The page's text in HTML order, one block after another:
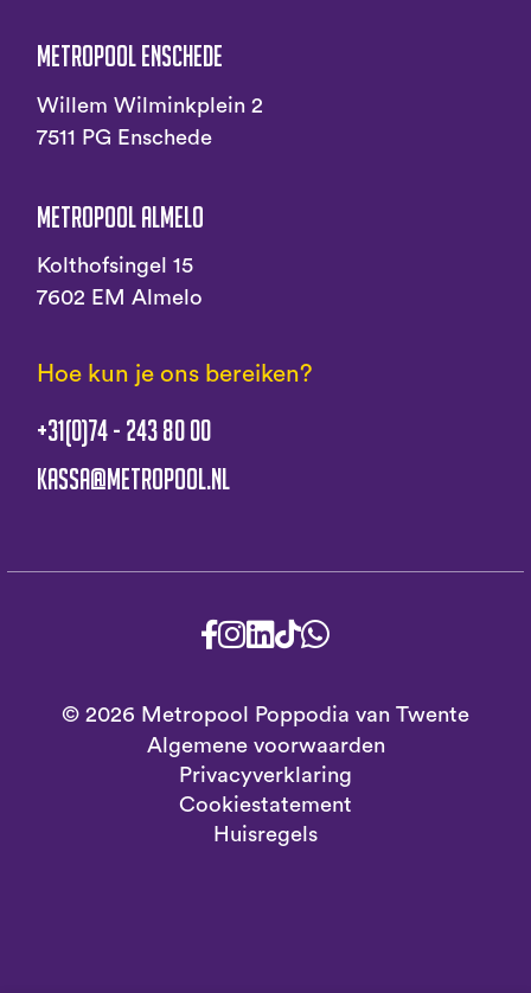
Metropool Enschede
Willem Wilminkplein 2
7511 PG Enschede
Metropool Almelo
Kolthofsingel 15
7602 EM Almelo
Hoe kun je ons bereiken?
+31(0)74 - 243 80 00
kassa@metropool.nl
© 2026 Metropool Poppodia van Twente
Algemene voorwaarden
Privacyverklaring
Cookiestatement
Huisregels